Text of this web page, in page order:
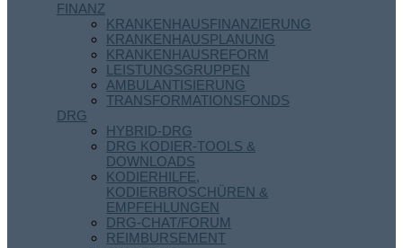
FINANZ
KRANKENHAUSFINANZIERUNG
KRANKENHAUSPLANUNG
KRANKENHAUSREFORM
LEISTUNGSGRUPPEN
AMBULANTISIERUNG
TRANSFORMATIONSFONDS
DRG
HYBRID-DRG
DRG KODIER-TOOLS &
DOWNLOADS
KODIERHILFE,
KODIERBROSCHÜREN &
EMPFEHLUNGEN
DRG-CHAT/FORUM
REIMBURSEMENT